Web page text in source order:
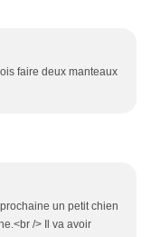
faire deux manteaux
un petit chien
/> Il va avoir